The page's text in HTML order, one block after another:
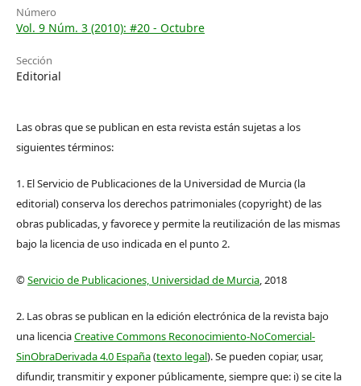
Número
Vol. 9 Núm. 3 (2010): #20 - Octubre
Sección
Editorial
Las obras que se publican en esta revista están sujetas a los
siguientes términos:
1. El Servicio de Publicaciones de la Universidad de Murcia (la
editorial) conserva los derechos patrimoniales (copyright) de las
obras publicadas, y favorece y permite la reutilización de las mismas
bajo la licencia de uso indicada en el punto 2.
©Servicio de Publicaciones, Universidad de Murcia, 2018
2. Las obras se publican en la edición electrónica de la revista bajo
una licenciaCreative Commons Reconocimiento-NoComercial-
SinObraDerivada 4.0 España(texto legal). Se pueden copiar, usar,
difundir, transmitir y exponer públicamente, siempre que: i) se cite la